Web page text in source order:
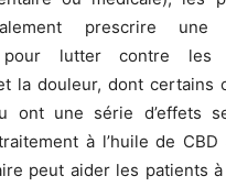
prescrire
pour lutter contre les
la douleur, dont certains
ont une série d’effets
à l’huile de CBD
peut aider les patients